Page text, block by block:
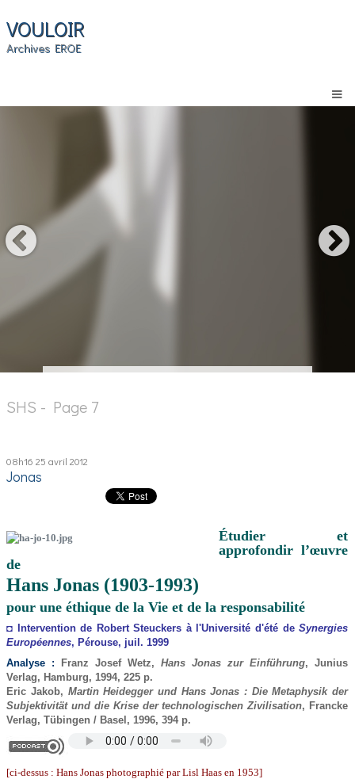
VOULOIR
Archives EROE
SHS - Page 7
08h16 25 avril 2012
Jonas
Étudier et
approfondir l’œuvre
de
Hans Jonas (1903-1993)
pour une éthique de la Vie et de la responsabilité
◘ Intervention de Robert Steuckers à l'Université d'été deSynergies
Européennes, Pérouse, juil. 1999
Analyse : Franz Josef Wetz,Hans Jonas zur Einführung, Junius
Verlag, Hamburg, 1994, 225 p.
Eric Jakob, Martin Heidegger und Hans Jonas : Die Metaphysik der
Subjektivität und die Krise der technologischen Zivilisation, Francke
Verlag, Tübingen / Basel, 1996, 394 p.
[ci-dessus : Hans Jonas photographié par Lisl Haas en 1953]